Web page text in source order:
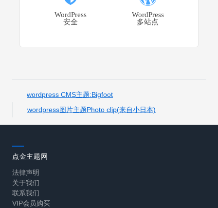
WordPress
安全
WordPress
多站点
wordpress CMS主题:Bigfoot
wordpress图片主题Photo clip(来自小日本)
点金主题网
法律声明
关于我们
联系我们
VIP会员购买